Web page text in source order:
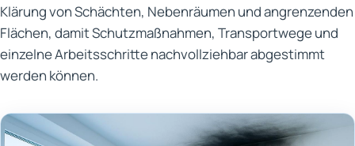
Klärung von Schächten, Nebenräumen und angrenzenden
Flächen, damit Schutzmaßnahmen, Transportwege und
einzelne Arbeitsschritte nachvollziehbar abgestimmt
werden können.